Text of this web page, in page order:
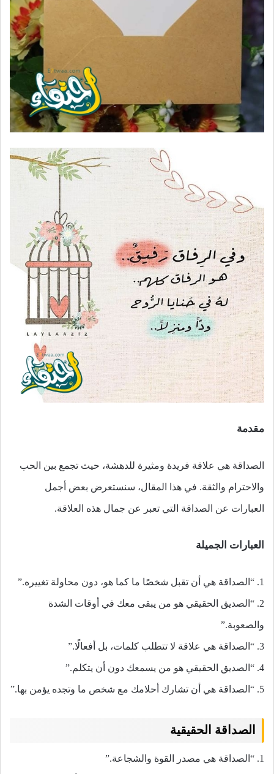
مقدمة
الصداقة هي علاقة فريدة ومثيرة للدهشة، حيث تجمع بين الحب
والاحترام والثقة. في هذا المقال، سنستعرض بعض أجمل
العبارات عن الصداقة التي تعبر عن جمال هذه العلاقة.
العبارات الجميلة
1. “الصداقة هي أن تقبل شخصًا ما كما هو، دون محاولة تغييره.”
2. “الصديق الحقيقي هو من يبقى معك في أوقات الشدة
والصعوبة.”
3. “الصداقة هي علاقة لا تتطلب كلمات، بل أفعالًا.”
4. “الصديق الحقيقي هو من يسمعك دون أن يتكلم.”
5. “الصداقة هي أن تشارك أحلامك مع شخص ما وتجده يؤمن بها.”
الصداقة الحقيقية
1. “الصداقة هي مصدر القوة والشجاعة.”